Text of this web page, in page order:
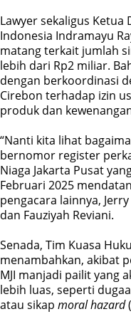
Lawyer sekaligus Ketua
Indonesia Indramayu
matang terkait jumlah
lebih dari Rp2 miliar.
dengan berkoordinasi
Cirebon terhadap izin
produk dan
“Nanti kita lihat
bernomor register
Niaga Jakarta Pusat
Februari 2025
pengacara lainnya,
dan Fauziyah Reviani.
Senada, Tim Kuasa
menambahkan, akibat
MJI manjadi pailit yang
lebih luas, seperti
atau sikap moral hazard